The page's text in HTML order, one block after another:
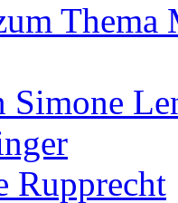
Thema
Simone
Rupprecht